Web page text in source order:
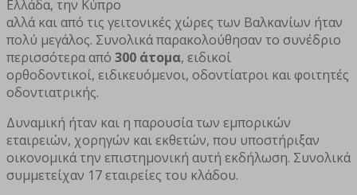
Ελλάδα, την Κύπρο
αλλά και από τις γειτονικές χώρες των Βαλκανίων ήταν
πολύ μεγάλος. Συνολικά παρακολούθησαν το συνέδριο
περισσότερα από 300 άτομα, ειδικοί
ορθοδοντικοί, ειδικευόμενοι, οδοντίατροι και φοιτητές
οδοντιατρικής.
Δυναμική ήταν και η παρουσία των εμπορικών
εταιρειών, χορηγών και εκθετών, που υποστήριξαν
οικονομικά την επιστημονική αυτή εκδήλωση. Συνολικά
συμμετείχαν 17 εταιρείες του κλάδου.